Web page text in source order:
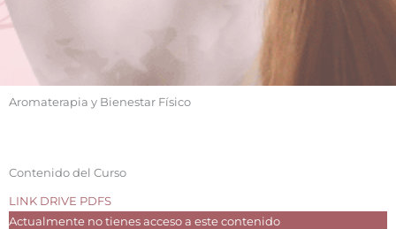
Aromaterapia y Bienestar Físico
Contenido del Curso
LINK DRIVE PDFS
Actualmente no tienes acceso a este contenido